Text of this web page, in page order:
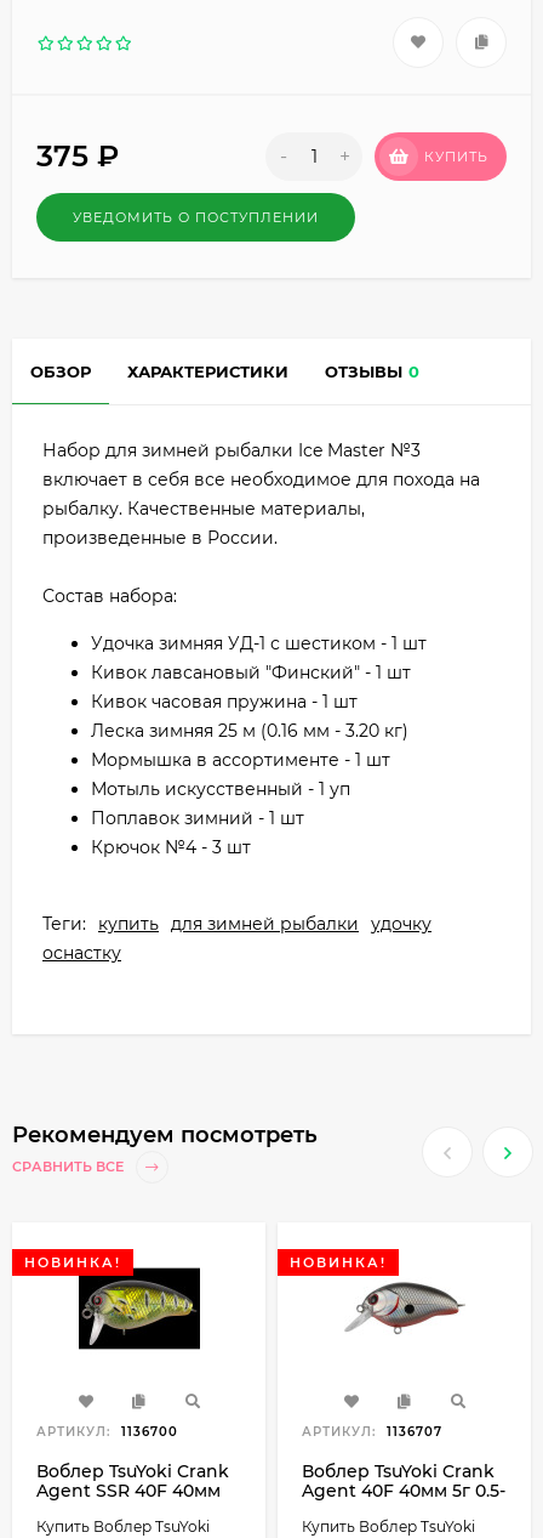
375 ₽ - + КУПИТЬ
УВЕДОМИТЬ О ПОСТУПЛЕНИИ
ОБЗОР ХАРАКТЕРИСТИКИ ОТЗЫВЫ 0
Набор для зимней рыбалки Ice Master №3
включает в себя все необходимое для похода на
рыбалку. Качественные материалы,
произведенные в России.
Состав набора:
Удочка зимняя УД-1 с шестиком - 1 шт
Кивок лавсановый "Финский" - 1 шт
Кивок часовая пружина - 1 шт
Леска зимняя 25 м (0.16 мм - 3.20 кг)
Мормышка в ассортименте - 1 шт
Мотыль искусственный - 1 уп
Поплавок зимний - 1 шт
Крючок №4 - 3 шт
Теги: купить для зимней рыбалки
удочку
оснастку
Рекомендуем посмотреть
СРАВНИТЬ ВСЕ
НОВИНКА!
АРТИКУЛ: 1136700
Воблер TsuYoki Crank
Agent SSR 40F 40мм
Купить Воблер TsuYoki
НОВИНКА!
АРТИКУЛ: 1136707
Воблер TsuYoki Crank
Agent 40F 40мм 5г 0.5-
Купить Воблер TsuYoki